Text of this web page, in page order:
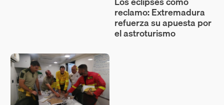
reclamo: Extremadura
refuerza su apuesta por
el astroturismo